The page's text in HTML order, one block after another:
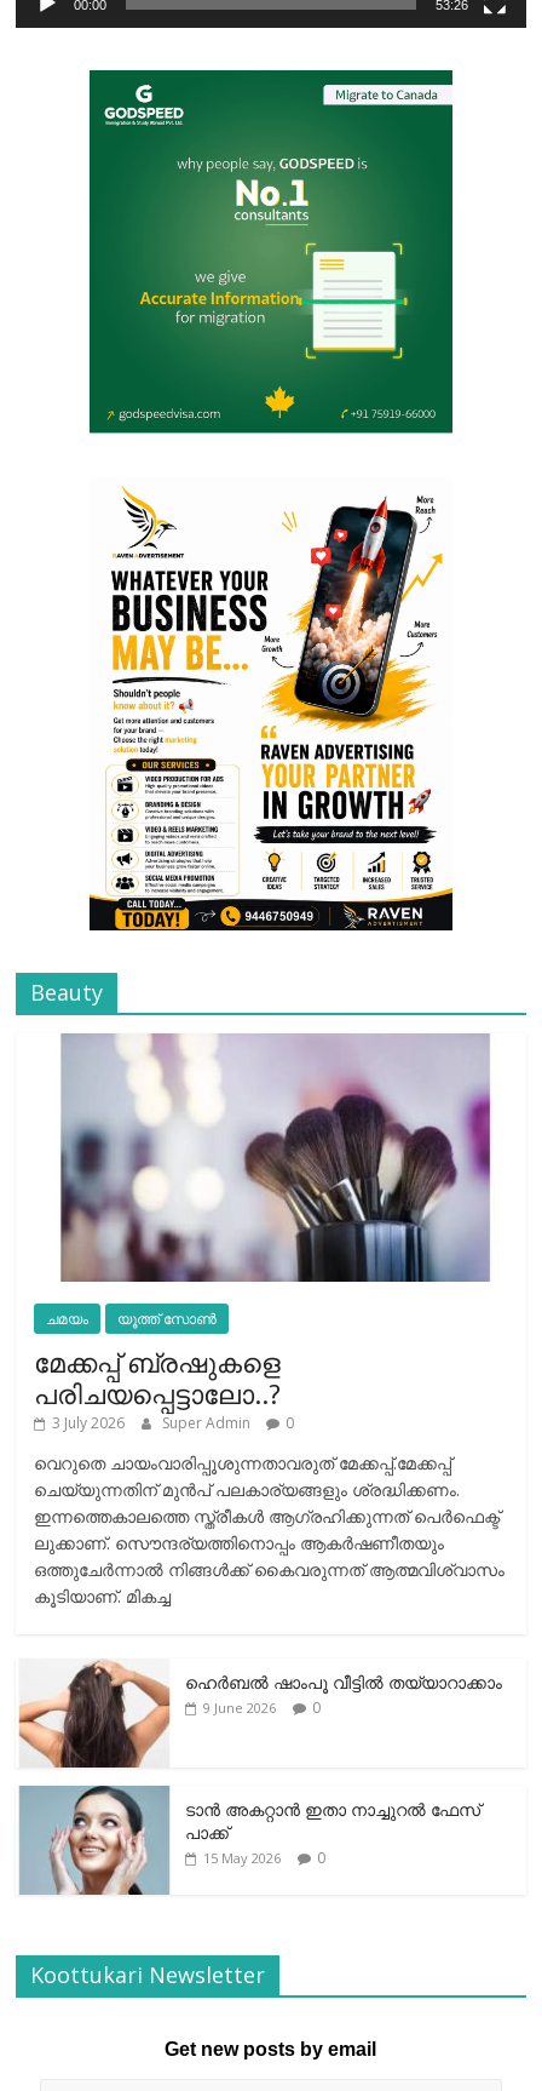
00:00 53:26
Beauty
ചമയം യൂത്ത് സോൺ
മേക്കപ്പ് ബ്രഷുകളെ
പരിചയപ്പെട്ടാലോ..?
3 July 2026 Super Admin 0
വെറുതെ ചായംവാരിപ്പൂശുന്നതാവരുത് മേക്കപ്പ്.മേക്കപ്പ്
ചെയ്യുന്നതിന് മുന്‍പ് പലകാര്യങ്ങളും ശ്രദ്ധിക്കണം.
ഇന്നത്തെകാലത്തെ സ്ത്രീകള്‍ ആഗ്രഹിക്കുന്നത് പെര്‍ഫെക്ട്
ലുക്കാണ്. സൌന്ദര്യത്തിനൊപ്പം ആകര്‍ഷണീതയും
ഒത്തുചേര്‍ന്നാല്‍ നിങ്ങള്‍ക്ക് കൈവരുന്നത് ആത്മവിശ്വാസം
കൂടിയാണ്. മികച്ച
ഹെര്‍ബല്‍ ഷാംപൂ വീട്ടില്‍ തയ്യാറാക്കാം
9 June 2026 0
ടാന്‍ അകറ്റാന്‍ ഇതാ നാച്ചുറല്‍ ഫേസ്
പാക്ക്
15 May 2026 0
Koottukari Newsletter
Get new posts by email